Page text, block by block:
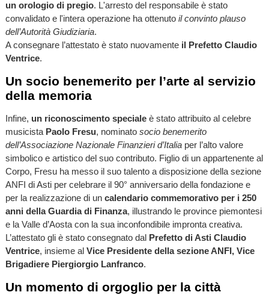
un orologio di pregio. L'arresto del responsabile è stato
convalidato e l'intera operazione ha ottenuto il convinto plauso
dell’Autorità Giudiziaria.
A consegnare l’attestato è stato nuovamente il Prefetto Claudio
Ventrice.
Un socio benemerito per l’arte al servizio
della memoria
Infine, un riconoscimento specialeè stato attribuito al celebre
musicista Paolo Fresu, nominato socio benemerito
dell’Associazione Nazionale Finanzieri d’Italiaper l’alto valore
simbolico e artistico del suo contributo. Figlio di un appartenente al
Corpo, Fresu ha messo il suo talento a disposizione della sezione
ANFI di Asti per celebrare il 90° anniversario della fondazione e
per la realizzazione di un calendario commemorativo per i 250
anni della Guardia di Finanza, illustrando le province piemontesi
e la Valle d’Aosta con la sua inconfondibile impronta creativa.
L’attestato gli è stato consegnato dal Prefetto di Asti Claudio
Ventrice, insieme al Vice Presidente della sezione ANFI, Vice
Brigadiere Piergiorgio Lanfranco.
Un momento di orgoglio per la città